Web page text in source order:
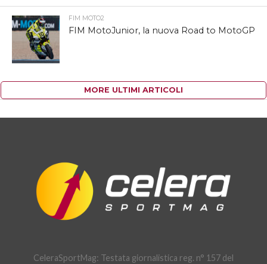
FIM MOTO2
FIM MotoJunior, la nuova Road to MotoGP
MORE ULTIMI ARTICOLI
CeleraSportMag: Testata giornalistica reg. n° 157 del